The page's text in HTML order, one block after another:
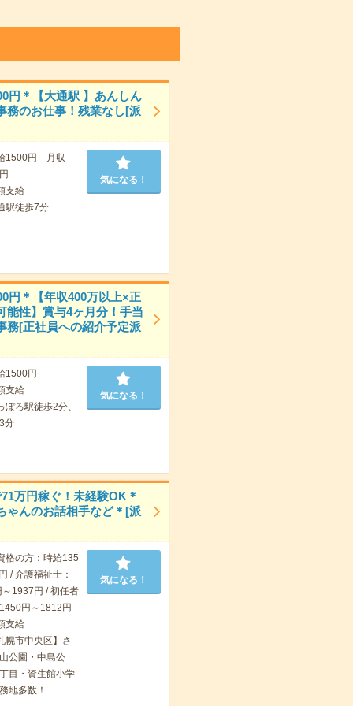
円＊【大通駅 】あんしん
務のお仕事！残業なし[派
1500円 月収
支給
駅徒歩7分
気になる！
円＊【年収400万以上×正
能性】賞与4ヶ月分！手当
務[正社員への紹介予定派
1500円
支給
ぽろ駅徒歩2分、
分
気になる！
万円稼ぐ！未経験OK＊
ゃんのお話相手など＊[派
格の方：時給135
/ 介護福祉士：
1937円 / 初任者
円～1812円
支給
幌市中央区】さ
公園・中島公
目・資生館小学
地多数！
気になる！